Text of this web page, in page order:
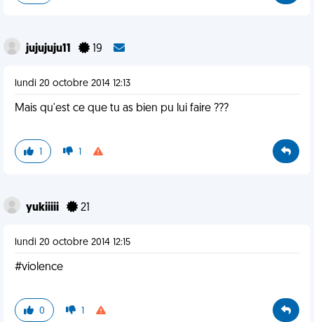
jujujuju11 19
lundi 20 octobre 2014 12:13
Mais qu'est ce que tu as bien pu lui faire ???
1 1
yukiiiii 21
lundi 20 octobre 2014 12:15
#violence
0 1